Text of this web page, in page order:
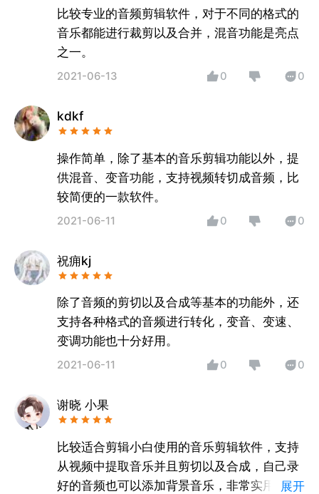
比较专业的音频剪辑软件，对于不同的格式的
音乐都能进行裁剪以及合并，混音功能是亮点
之一。
2021-06-13 0 0
kdkf
操作简单，除了基本的音乐剪辑功能以外，提
供混音、变音功能，支持视频转切成音频，比
较简便的一款软件。
2021-06-11 0 0
祝痈kj
除了音频的剪切以及合成等基本的功能外，还
支持各种格式的音频进行转化，变音、变速、
变调功能也十分好用。
2021-06-11 0 0
谢晓 小果
比较适合剪辑小白使用的音乐剪辑软件，支持
从视频中提取音乐并且剪切以及合成，自己录
好的音频也可以添加背景音乐，非常实用的一
展开